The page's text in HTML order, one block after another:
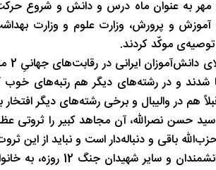
مهر به عنوان ماه درس و دانش و شروع
و پرورش، وزارت علوم و وزارت
توصیه‌ی موکّد کردند.
شدند و در رشته‌های دیگر هم رتبه‌های خوب
هم در والیبال و برخی رشته‌های دیگر افتخار
حسن نصرالله،‌ آن مجاهد کبیر را ثروتی
باقی و دنباله‌دار است و نباید از این
حضرت آیت‌الله خامنه‌ای با
شب های همیشه روشن رشت